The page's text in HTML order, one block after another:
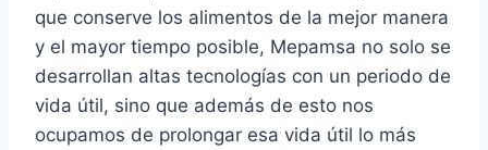
que conserve los alimentos de la mejor manera
y el mayor tiempo posible, Mepamsa no solo se
desarrollan altas tecnologías con un periodo de
vida útil, sino que además de esto nos
ocupamos de prolongar esa vida útil lo más